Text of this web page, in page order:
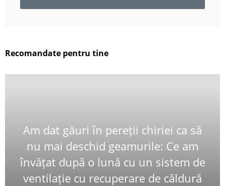
Recomandate pentru tine
Am dat găuri în pereții chiriei ca să
nu mai deschid geamurile: Ce am
învățat după o lună cu un sistem de
ventilație cu recuperare de căldură